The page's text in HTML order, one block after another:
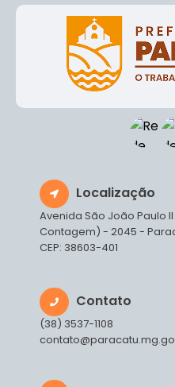
Localização
Avenida São João Paulo
Contagem) - 2045 -
CEP: 38603-401
Contato
(38) 3537-1108